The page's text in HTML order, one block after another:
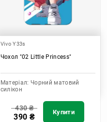
Vivo Y33s
Чохол "02 Little Princess"
Матеріал: Чорний матовий
силікон
430₴
390 ₴ Купити